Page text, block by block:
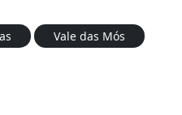
Vale das Mós